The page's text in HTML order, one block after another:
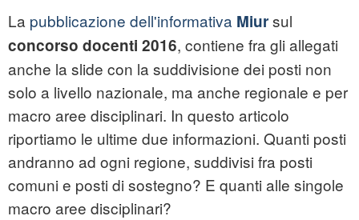
La pubblicazione dell'informativa Miursul
concorso docenti 2016, contiene fra gli allegati
anche la slide con la suddivisione dei posti non
solo a livello nazionale, ma anche regionale e per
macro aree disciplinari. In questo articolo
riportiamo le ultime due informazioni. Quanti posti
andranno ad ogni regione, suddivisi fra posti
comuni e posti di sostegno? E quanti alle singole
macro aree disciplinari?